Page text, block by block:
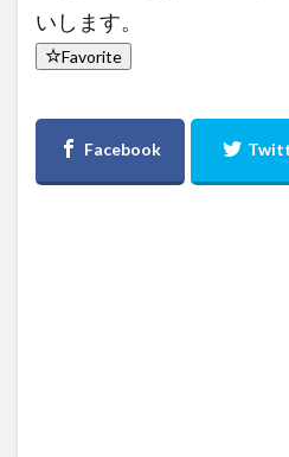
いします。
Favorite